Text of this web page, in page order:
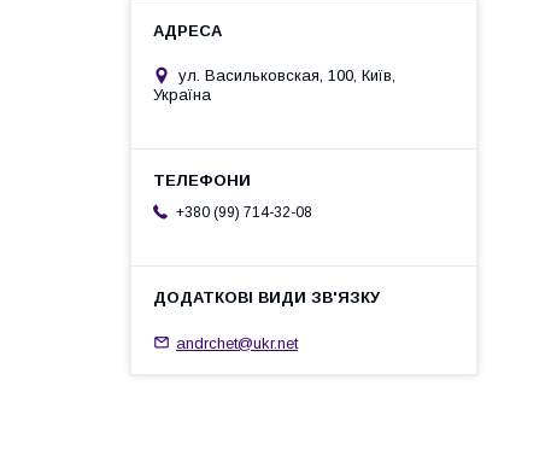
ул. Васильковская, 100, Київ,
Україна
+380 (99) 714-32-08
andrchet@ukr.net